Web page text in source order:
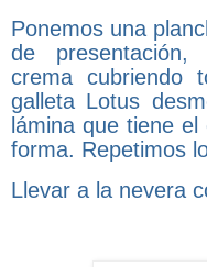
Ponemos una
de presentación,
crema cubriendo
galleta Lotus
lámina que tiene el
forma. Repetimos
Llevar a la nevera